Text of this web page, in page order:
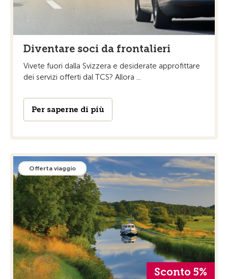
Diventare soci da frontalieri
Vivete fuori dalla Svizzera e desiderate approfittare
dei servizi offerti dal TCS? Allora ...
Per saperne di più
Offerta viaggio
Sconto 5%